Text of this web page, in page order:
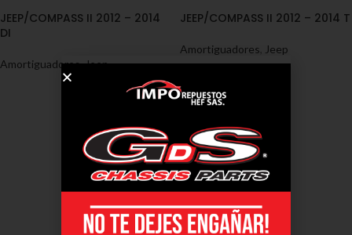
JEEP/COMPASS II 2012 – 2014
DI
Amortiguadores,Jeep
JEEP/COMPASS II 2012 – 2014 T
Amortiguadores Jeep